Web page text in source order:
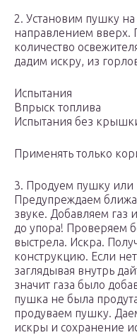
2. Установим пушку
направлением
количество
дадим искру, из
Испытания
Впрыск топлива
Испытания без
Применять только
3. Продуем пушку или
Предупреждаем
звуке. Добавляем газ
до упора! Проверяем
выстрела. Искра.
конструкцию. Если
заглядывая внутрь
значит газа было
пушка не была
продуваем пушку.
искры и сохранение